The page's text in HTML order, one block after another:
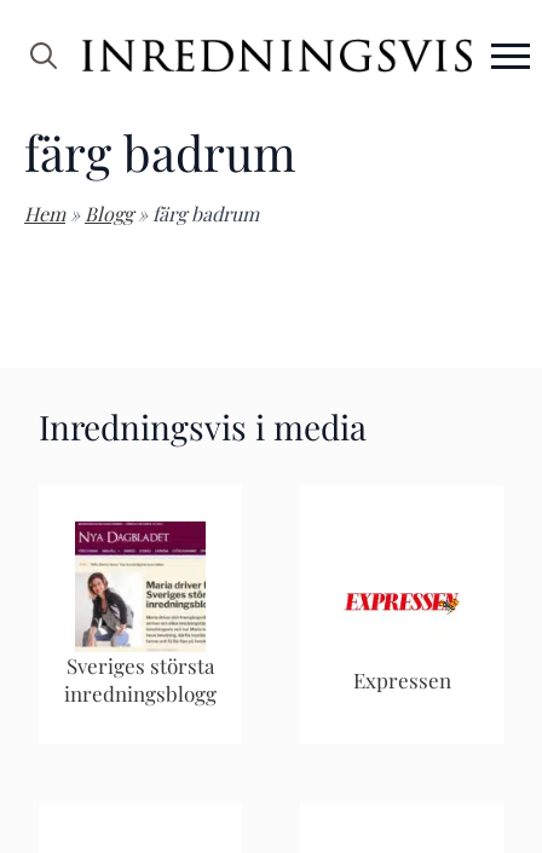
for:
färg badrum
Hem » Blogg » färg badrum
Inredningsvis i media
Sveriges största
inredningsblogg
Expressen